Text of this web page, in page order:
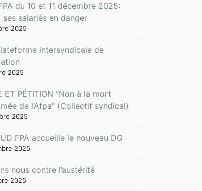
du 10 et 11 décembre 2025:
ses salariés en danger
2025
intersyndicale de
2025
ET PÉTITION “Non à la mort
de l’Afpa” (Collectif syndical)
2025
FPA accueille le nouveau DG
2025
nous contre l’austérité
2025